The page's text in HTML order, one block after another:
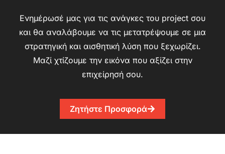
Ενημέρωσέ μας για τις ανάγκες του project σου
και θα αναλάβουμε να τις μετατρέψουμε σε μια
στρατηγική και αισθητική λύση που ξεχωρίζει.
Μαζί χτίζουμε την εικόνα που αξίζει στην
επιχείρησή σου.
Ζητήστε Προσφορά